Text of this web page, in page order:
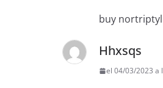
buy
Hhxsqs
el 04/03/2023 a